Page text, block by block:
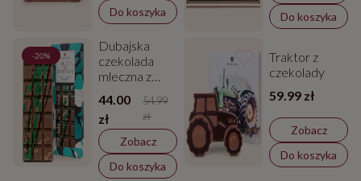
Do koszyka
Do koszyka
-20%
Dubajska
czekolada
mleczna z
44.00
zł
54.99
zł
Zobacz
Do koszyka
Traktor z
czekolady
59.99 zł
Zobacz
Do koszyka